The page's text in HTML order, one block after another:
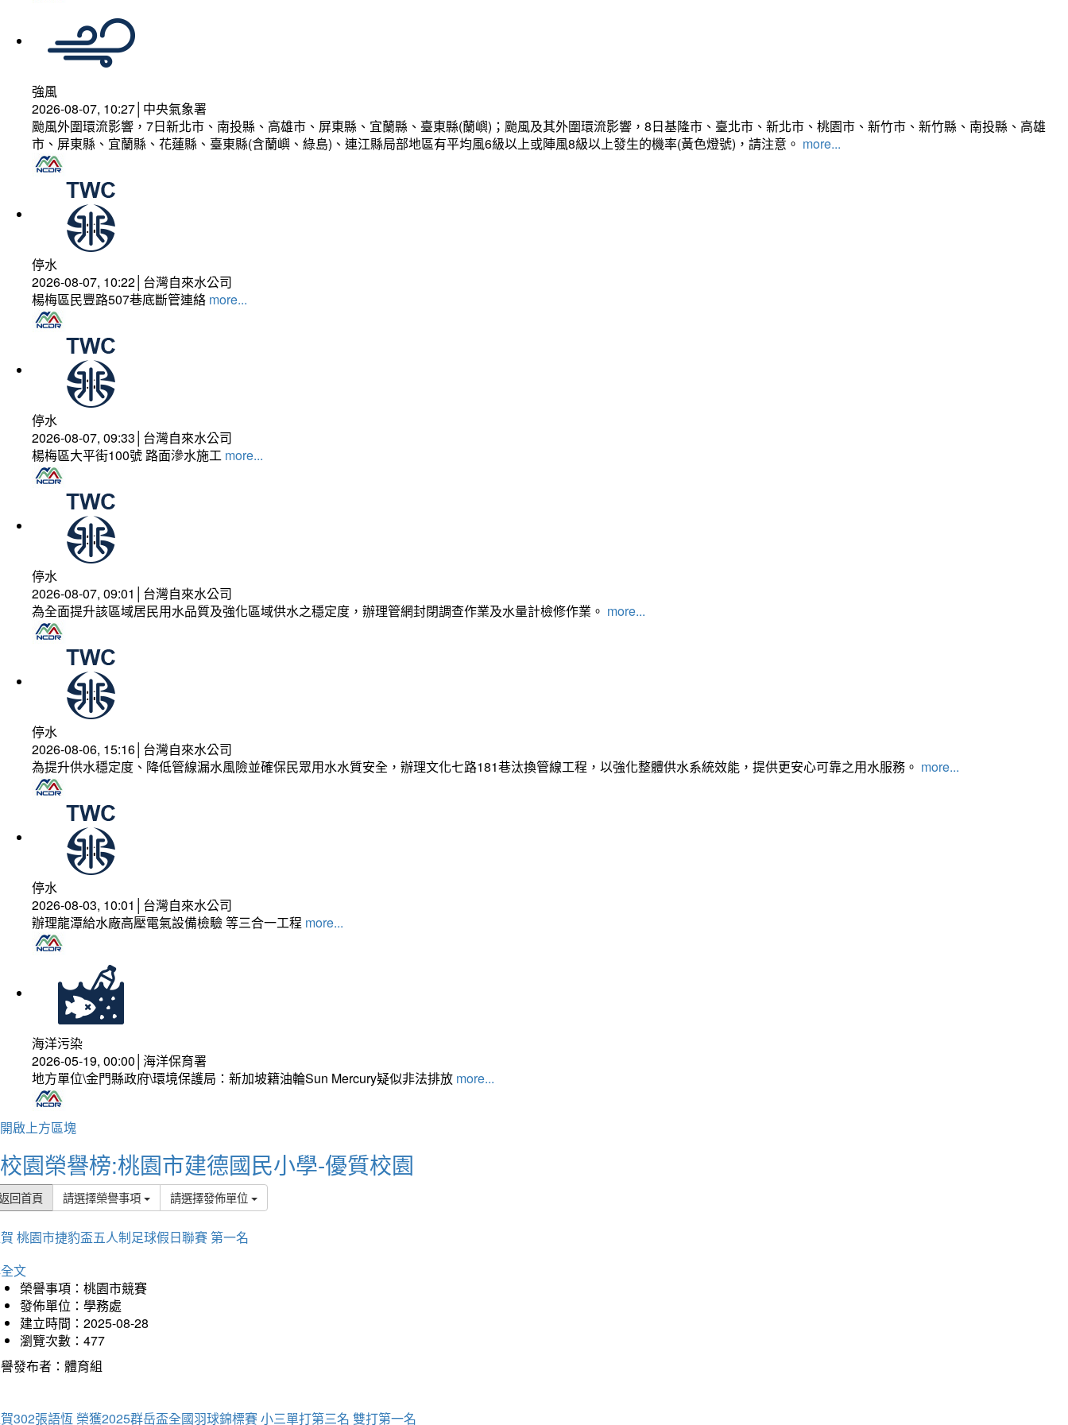
強風
2026-08-07, 10:27│中央氣象署
颱風外圍環流影響，7日新北市、南投縣、高雄市、屏東縣、宜蘭縣、臺東縣(蘭嶼)；颱風及其外圍環流影響，8日基隆市、臺北市、新北市、桃園市、新竹市、新竹縣、南投縣、高雄
市、屏東縣、宜蘭縣、花蓮縣、臺東縣(含蘭嶼、綠島)、連江縣局部地區有平均風6級以上或陣風8級以上發生的機率(黃色燈號)，請注意。 more...
停水
2026-08-07, 10:22│台灣自來水公司
楊梅區民豐路507巷底斷管連絡 more...
停水
2026-08-07, 09:33│台灣自來水公司
楊梅區大平街100號 路面滲水施工 more...
停水
2026-08-07, 09:01│台灣自來水公司
為全面提升該區域居民用水品質及強化區域供水之穩定度，辦理管網封閉調查作業及水量計檢修作業。 more...
停水
2026-08-06, 15:16│台灣自來水公司
為提升供水穩定度、降低管線漏水風險並確保民眾用水水質安全，辦理文化七路181巷汰換管線工程，以強化整體供水系統效能，提供更安心可靠之用水服務。 more...
停水
2026-08-03, 10:01│台灣自來水公司
辦理龍潭給水廠高壓電氣設備檢驗 等三合一工程 more...
海洋污染
2026-05-19, 00:00│海洋保育署
地方單位\金門縣政府\環境保護局：新加坡籍油輪Sun Mercury疑似非法排放 more...
開啟上方區塊
校園榮譽榜:桃園市建德國民小學-優質校園
回首頁 請選擇榮譽事項 請選擇發佈單位
桃園市捷豹盃五人制足球假日聯賽 第一名
文
榮譽事項：桃園市競賽
發佈單位：學務處
建立時間：2025-08-28
瀏覽次數：477
發布者：體育組
302張語恆 榮獲2025群岳盃全國羽球錦標賽 小三單打第三名 雙打第一名